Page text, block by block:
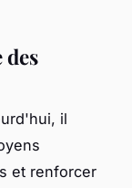
il
et renforcer